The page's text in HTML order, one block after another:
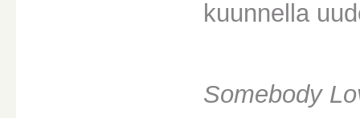
kuunnella
Somebody